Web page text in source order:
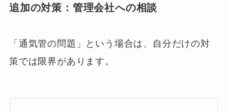
追加の対策 ： 管理会社への相談
「通気管の問題」という場合は、自分だけの対
策では限界があります。